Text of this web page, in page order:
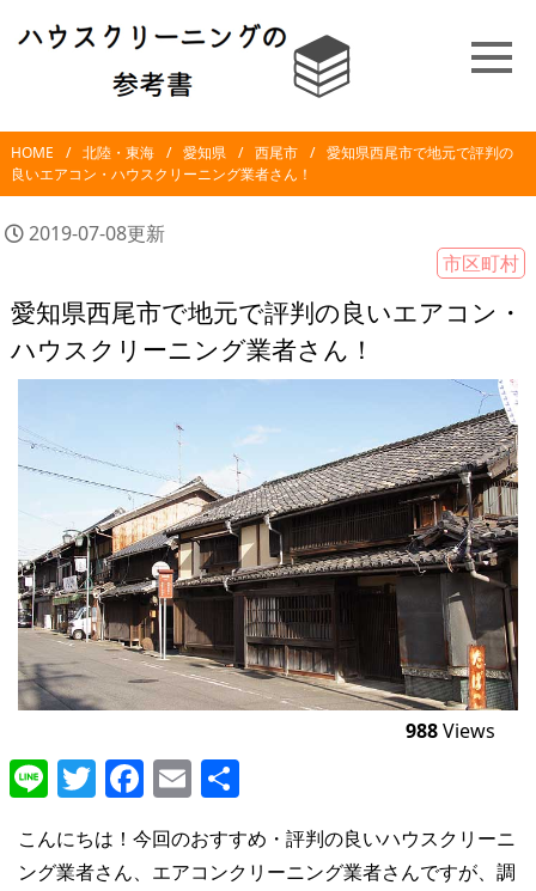
HOME 北陸・東海 愛知県 西尾市
愛知県西尾市で地元で評判の
良いエアコン・ハウスクリーニング業者さん！
2019-07-08更新
市区町村
愛知県西尾市で地元で評判の良いエアコン・
ハウスクリーニング業者さん！
988 Views
LineTwitter
Facebook
Email
こんにちは！今回のおすすめ・評判の良いハウスクリーニ
ング業者さん、エアコンクリーニング業者さんですが、調